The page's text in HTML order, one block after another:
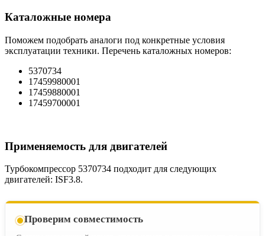
Каталожные номера
Поможем подобрать аналоги под конкретные условия
эксплуатации техники. Перечень каталожных номеров:
5370734
17459980001
17459880001
17459700001
Применяемость для двигателей
Турбокомпрессор 5370734 подходит для следующих
двигателей: ISF3.8.
Проверим совместимость